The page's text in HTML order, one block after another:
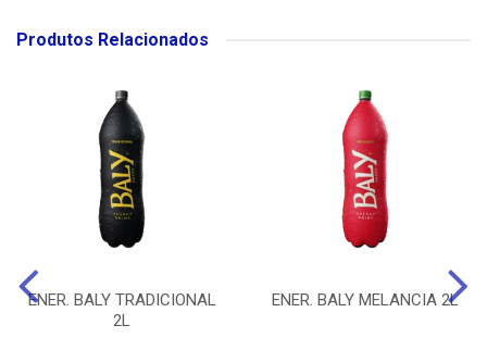
Produtos Relacionados
ENER. BALY TRADICIONAL
2L
ENER. BALY MELANCIA 2L